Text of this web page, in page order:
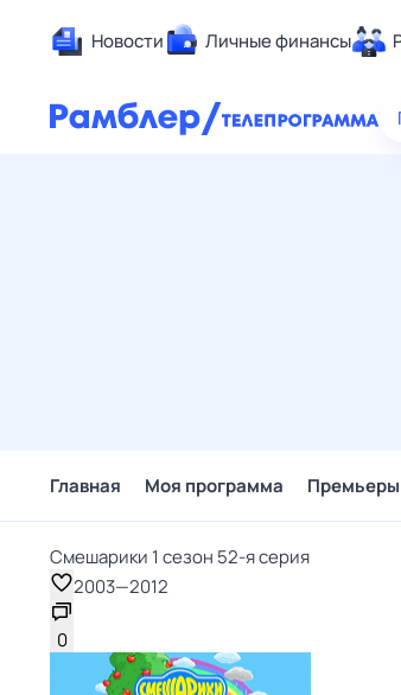
Новости Личные финансы
Главная Моя программа
Смешарики 1 сезон 52-я серия
2003—2012
0